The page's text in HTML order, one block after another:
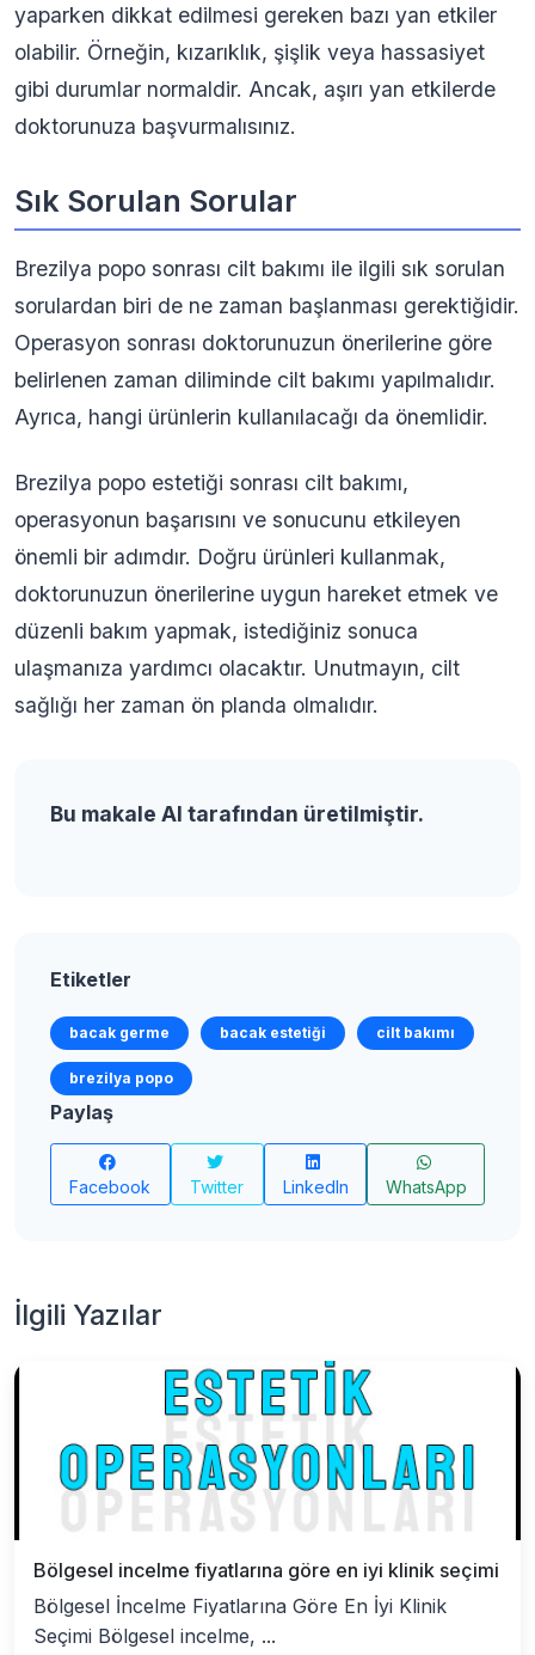
yaparken dikkat edilmesi gereken bazı yan etkiler
olabilir. Örneğin, kızarıklık, şişlik veya hassasiyet
gibi durumlar normaldir. Ancak, aşırı yan etkilerde
doktorunuza başvurmalısınız.
Sık Sorulan Sorular
Brezilya popo sonrası cilt bakımı ile ilgili sık sorulan
sorulardan biri de ne zaman başlanması gerektiğidir.
Operasyon sonrası doktorunuzun önerilerine göre
belirlenen zaman diliminde cilt bakımı yapılmalıdır.
Ayrıca, hangi ürünlerin kullanılacağı da önemlidir.
Brezilya popo estetiği sonrası cilt bakımı,
operasyonun başarısını ve sonucunu etkileyen
önemli bir adımdır. Doğru ürünleri kullanmak,
doktorunuzun önerilerine uygun hareket etmek ve
düzenli bakım yapmak, istediğiniz sonuca
ulaşmanıza yardımcı olacaktır. Unutmayın, cilt
sağlığı her zaman ön planda olmalıdır.
Bu makale AI tarafından üretilmiştir.
Etiketler
bacak germe bacak estetiği cilt bakımı
brezilya popo
Paylaş
Facebook Twitter LinkedIn WhatsApp
İlgili Yazılar
Bölgesel incelme fiyatlarına göre en iyi klinik seçimi
Bölgesel İncelme Fiyatlarına Göre En İyi Klinik
Seçimi Bölgesel incelme, ...